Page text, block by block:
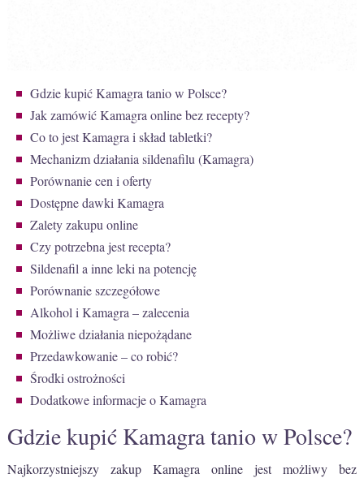
Gdzie kupić Kamagra tanio w Polsce?
Jak zamówić Kamagra online bez recepty?
Co to jest Kamagra i skład tabletki?
Mechanizm działania sildenafilu (Kamagra)
Porównanie cen i oferty
Dostępne dawki Kamagra
Zalety zakupu online
Czy potrzebna jest recepta?
Sildenafil a inne leki na potencję
Porównanie szczegółowe
Alkohol i Kamagra – zalecenia
Możliwe działania niepożądane
Przedawkowanie – co robić?
Środki ostrożności
Dodatkowe informacje o Kamagra
Gdzie kupić Kamagra tanio w Polsce?
Najkorzystniejszy zakup Kamagra online jest możliwy bez